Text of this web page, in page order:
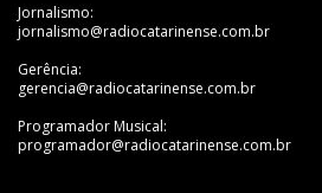
Jornalismo:
jornalismo@radiocatarinense.com.br
Gerência:
gerencia@radiocatarinense.com.br
Programador Musical:
programador@radiocatarinense.com.br